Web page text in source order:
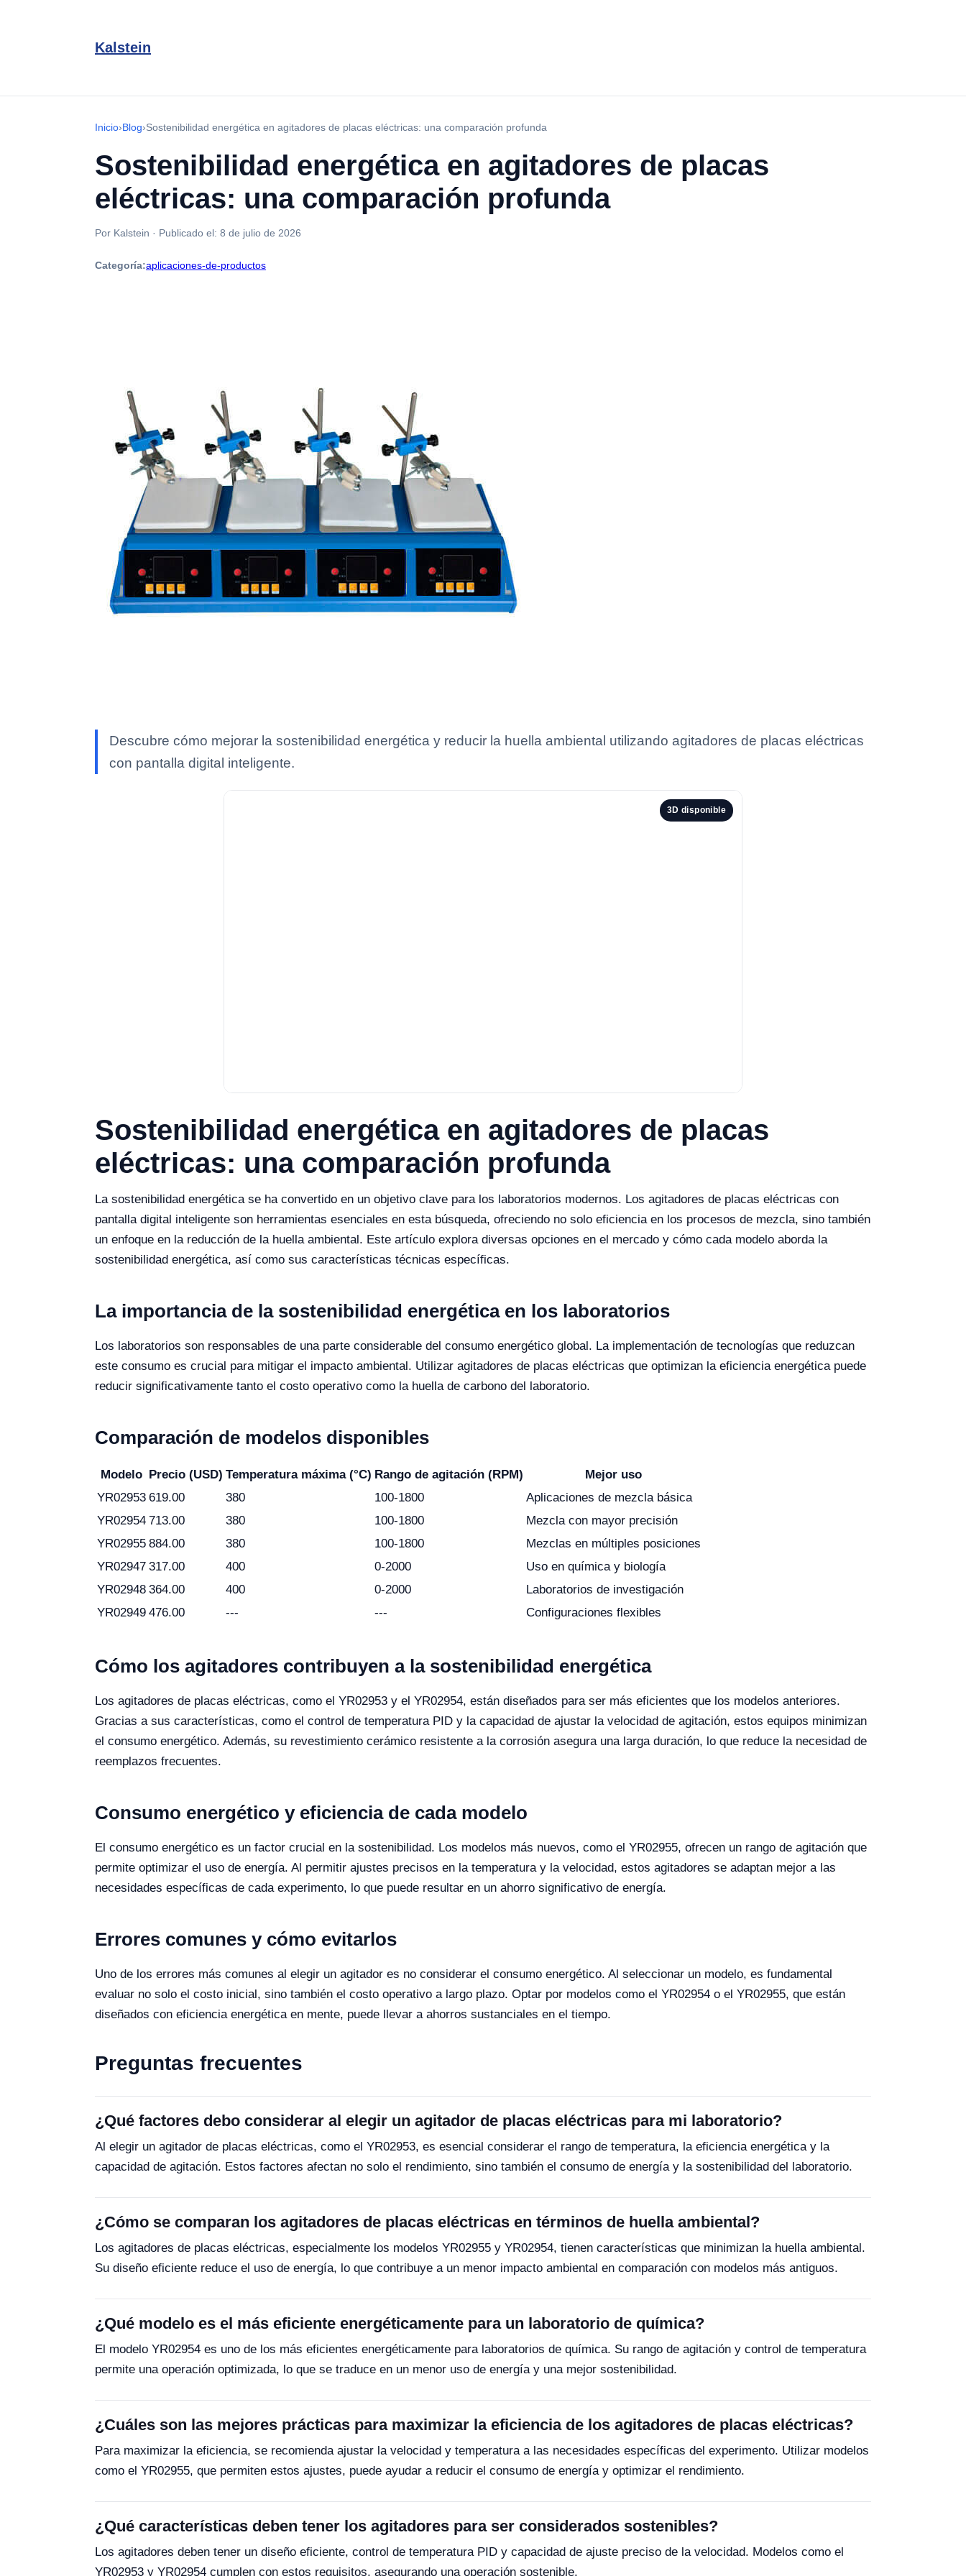
Kalstein
Inicio›Blog›Sostenibilidad energética en agitadores de placas eléctricas: una comparación profunda
Sostenibilidad energética en agitadores de placas
eléctricas: una comparación profunda
Por Kalstein · Publicado el: 8 de julio de 2026
Categoría:aplicaciones-de-productos
Descubre cómo mejorar la sostenibilidad energética y reducir la huella ambiental utilizando agitadores de placas eléctricas
con pantalla digital inteligente.
3D disponible
Sostenibilidad energética en agitadores de placas
eléctricas: una comparación profunda
La sostenibilidad energética se ha convertido en un objetivo clave para los laboratorios modernos. Los agitadores de placas eléctricas con
pantalla digital inteligente son herramientas esenciales en esta búsqueda, ofreciendo no solo eficiencia en los procesos de mezcla, sino también
un enfoque en la reducción de la huella ambiental. Este artículo explora diversas opciones en el mercado y cómo cada modelo aborda la
sostenibilidad energética, así como sus características técnicas específicas.
La importancia de la sostenibilidad energética en los laboratorios
Los laboratorios son responsables de una parte considerable del consumo energético global. La implementación de tecnologías que reduzcan
este consumo es crucial para mitigar el impacto ambiental. Utilizar agitadores de placas eléctricas que optimizan la eficiencia energética puede
reducir significativamente tanto el costo operativo como la huella de carbono del laboratorio.
Comparación de modelos disponibles
Modelo Precio (USD) Temperatura máxima (°C) Rango de agitación (RPM)
Mejor uso
YR02953 619.00 380 100-1800
Aplicaciones de mezcla básica
YR02954 713.00 380 100-1800
Mezcla con mayor precisión
YR02955 884.00 380 100-1800
Mezclas en múltiples posiciones
YR02947 317.00 400 0-2000
Uso en química y biología
YR02948 364.00 400 0-2000
Laboratorios de investigación
YR02949 476.00 --- --- Configuraciones flexibles
Cómo los agitadores contribuyen a la sostenibilidad energética
Los agitadores de placas eléctricas, como el YR02953 y el YR02954, están diseñados para ser más eficientes que los modelos anteriores.
Gracias a sus características, como el control de temperatura PID y la capacidad de ajustar la velocidad de agitación, estos equipos minimizan
el consumo energético. Además, su revestimiento cerámico resistente a la corrosión asegura una larga duración, lo que reduce la necesidad de
reemplazos frecuentes.
Consumo energético y eficiencia de cada modelo
El consumo energético es un factor crucial en la sostenibilidad. Los modelos más nuevos, como el YR02955, ofrecen un rango de agitación que
permite optimizar el uso de energía. Al permitir ajustes precisos en la temperatura y la velocidad, estos agitadores se adaptan mejor a las
necesidades específicas de cada experimento, lo que puede resultar en un ahorro significativo de energía.
Errores comunes y cómo evitarlos
Uno de los errores más comunes al elegir un agitador es no considerar el consumo energético. Al seleccionar un modelo, es fundamental
evaluar no solo el costo inicial, sino también el costo operativo a largo plazo. Optar por modelos como el YR02954 o el YR02955, que están
diseñados con eficiencia energética en mente, puede llevar a ahorros sustanciales en el tiempo.
Preguntas frecuentes
¿Qué factores debo considerar al elegir un agitador de placas eléctricas para mi laboratorio?
Al elegir un agitador de placas eléctricas, como el YR02953, es esencial considerar el rango de temperatura, la eficiencia energética y la
capacidad de agitación. Estos factores afectan no solo el rendimiento, sino también el consumo de energía y la sostenibilidad del laboratorio.
¿Cómo se comparan los agitadores de placas eléctricas en términos de huella ambiental?
Los agitadores de placas eléctricas, especialmente los modelos YR02955 y YR02954, tienen características que minimizan la huella ambiental.
Su diseño eficiente reduce el uso de energía, lo que contribuye a un menor impacto ambiental en comparación con modelos más antiguos.
¿Qué modelo es el más eficiente energéticamente para un laboratorio de química?
El modelo YR02954 es uno de los más eficientes energéticamente para laboratorios de química. Su rango de agitación y control de temperatura
permite una operación optimizada, lo que se traduce en un menor uso de energía y una mejor sostenibilidad.
¿Cuáles son las mejores prácticas para maximizar la eficiencia de los agitadores de placas eléctricas?
Para maximizar la eficiencia, se recomienda ajustar la velocidad y temperatura a las necesidades específicas del experimento. Utilizar modelos
como el YR02955, que permiten estos ajustes, puede ayudar a reducir el consumo de energía y optimizar el rendimiento.
¿Qué características deben tener los agitadores para ser considerados sostenibles?
Los agitadores deben tener un diseño eficiente, control de temperatura PID y capacidad de ajuste preciso de la velocidad. Modelos como el
YR02953 y YR02954 cumplen con estos requisitos, asegurando una operación sostenible.